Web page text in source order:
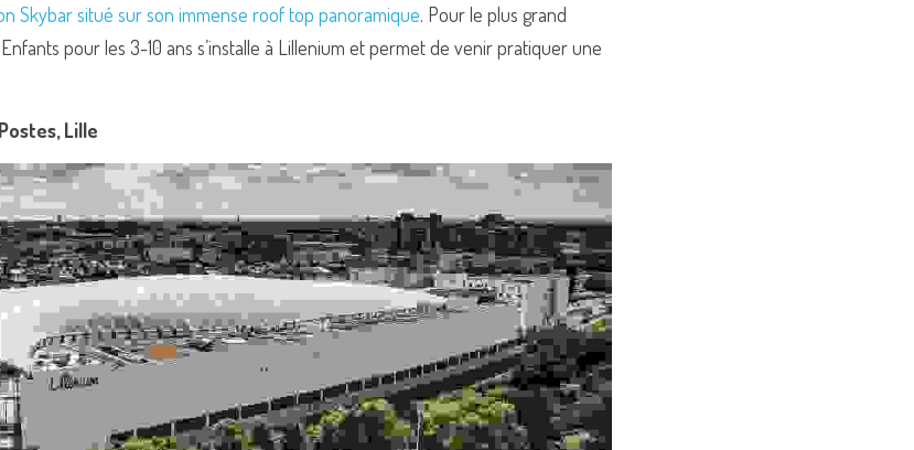
Skybar situé sur son immense roof top panoramique. Pour le plus grand
pour les 3-10 ans s’installe à Lillenium et permet de venir pratiquer une
Lille